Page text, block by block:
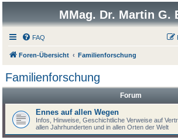
MMag. Dr. Martin G.
FAQ
Foren-Übersicht Familienforschung
Familienforschung
Forum
Ennes auf allen Wegen
Infos, Hinweise, Geschichtliche Verweise auf
allen Jahrhunderten und in allen Orten der Welt